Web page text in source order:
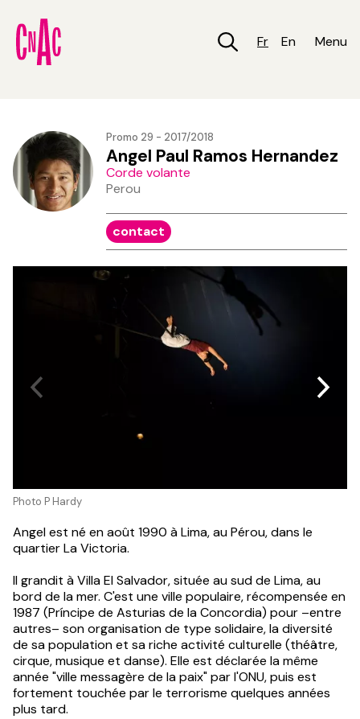
contenu
principal
Fr En Menu
Promo 29 - 2017/2018
Angel Paul Ramos Hernandez
Corde volante
Perou
contact
Photo P Hardy
Angel est né en août 1990 à Lima, au Pérou, dans le
quartier La Victoria.
Il grandit à Villa El Salvador, située au sud de Lima, au
bord de la mer. C'est une ville populaire, récompensée en
1987 (Príncipe de Asturias de la Concordia) pour –entre
autres– son organisation de type solidaire, la diversité
de sa population et sa riche activité culturelle (théâtre,
cirque, musique et danse). Elle est déclarée la même
année "ville messagère de la paix" par l'ONU, puis est
fortement touchée par le terrorisme quelques années
plus tard.